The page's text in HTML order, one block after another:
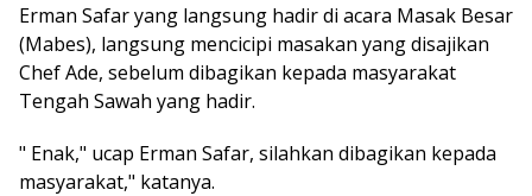
Erman Safar yang langsung hadir di acara Masak Besar
(Mabes), langsung mencicipi masakan yang disajikan
Chef Ade, sebelum dibagikan kepada masyarakat
Tengah Sawah yang hadir.
" Enak," ucap Erman Safar, silahkan dibagikan kepada
masyarakat," katanya.